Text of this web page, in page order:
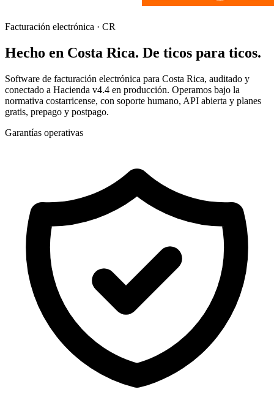
Facturación electrónica · CR
Hecho en Costa Rica. De ticos para ticos.
Software de facturación electrónica para Costa Rica, auditado y
conectado a Hacienda v4.4 en producción. Operamos bajo la
normativa costarricense, con soporte humano, API abierta y planes
gratis, prepago y postpago.
Garantías operativas